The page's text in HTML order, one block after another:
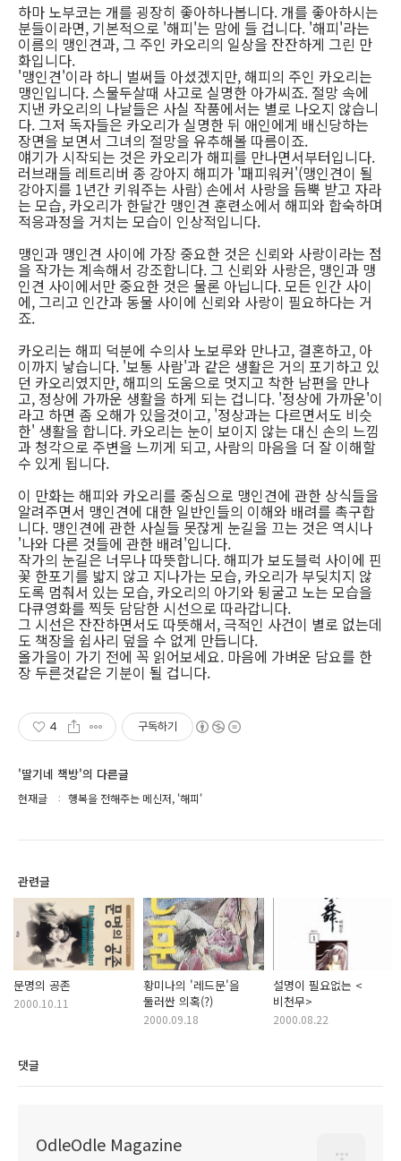
하마 노부코는 개를 굉장히 좋아하나봅니다. 개를 좋아하시는
분들이라면, 기본적으로 '해피'는 맘에 들 겁니다. '해피'라는
이름의 맹인견과, 그 주인 카오리의 일상을 잔잔하게 그린 만
화입니다.
'맹인견'이라 하니 벌써들 아셨겠지만, 해피의 주인 카오리는
맹인입니다. 스물두살때 사고로 실명한 아가씨죠. 절망 속에
지낸 카오리의 나날들은 사실 작품에서는 별로 나오지 않습니
다. 그저 독자들은 카오리가 실명한 뒤 애인에게 배신당하는
장면을 보면서 그녀의 절망을 유추해볼 따름이죠.
얘기가 시작되는 것은 카오리가 해피를 만나면서부터입니다.
러브래들 레트리버 종 강아지 해피가 '패피워커'(맹인견이 될
강아지를 1년간 키워주는 사람) 손에서 사랑을 듬뿍 받고 자라
는 모습, 카오리가 한달간 맹인견 훈련소에서 해피와 합숙하며
적응과정을 거치는 모습이 인상적입니다.
맹인과 맹인견 사이에 가장 중요한 것은 신뢰와 사랑이라는 점
을 작가는 계속해서 강조합니다. 그 신뢰와 사랑은, 맹인과 맹
인견 사이에서만 중요한 것은 물론 아닙니다. 모든 인간 사이
에, 그리고 인간과 동물 사이에 신뢰와 사랑이 필요하다는 거
죠.
카오리는 해피 덕분에 수의사 노보루와 만나고, 결혼하고, 아
이까지 낳습니다. '보통 사람'과 같은 생활은 거의 포기하고 있
던 카오리였지만, 해피의 도움으로 멋지고 착한 남편을 만나
고, 정상에 가까운 생활을 하게 되는 겁니다. '정상에 가까운'이
라고 하면 좀 오해가 있을것이고, '정상과는 다르면서도 비슷
한' 생활을 합니다. 카오리는 눈이 보이지 않는 대신 손의 느낌
과 청각으로 주변을 느끼게 되고, 사람의 마음을 더 잘 이해할
수 있게 됩니다.
이 만화는 해피와 카오리를 중심으로 맹인견에 관한 상식들을
알려주면서 맹인견에 대한 일반인들의 이해와 배려를 촉구합
니다. 맹인견에 관한 사실들 못잖게 눈길을 끄는 것은 역시나
'나와 다른 것들에 관한 배려'입니다.
작가의 눈길은 너무나 따뜻합니다. 해피가 보도블럭 사이에 핀
꽃 한포기를 밟지 않고 지나가는 모습, 카오리가 부딪치지 않
도록 멈춰서 있는 모습, 카오리의 아기와 뒹굴고 노는 모습을
다큐영화를 찍듯 담담한 시선으로 따라갑니다.
그 시선은 잔잔하면서도 따뜻해서, 극적인 사건이 별로 없는데
도 책장을 쉽사리 덮을 수 없게 만듭니다.
올가을이 가기 전에 꼭 읽어보세요. 마음에 가벼운 담요를 한
장 두른것같은 기분이 될 겁니다.
4 구독하기
'딸기네 책방'의 다른글
현재글 행복을 전해주는 메신저, '해피'
관련글
문명의 공존
2000.10.11
황미나의 '레드문'을
둘러싼 의혹(?)
2000.09.18
설명이 필요없는 <
비천무>
2000.08.22
댓글
OdleOdle Magazine